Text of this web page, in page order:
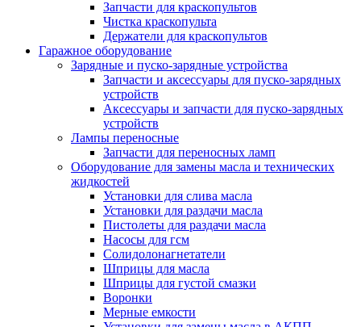
Запчасти для краскопультов
Чистка краскопульта
Держатели для краскопультов
Гаражное оборудование
Зарядные и пуско-зарядные устройства
Запчасти и аксессуары для пуско-зарядных
устройств
Аксессуары и запчасти для пуско-зарядных
устройств
Лампы переносные
Запчасти для переносных ламп
Оборудование для замены масла и технических
жидкостей
Установки для слива масла
Установки для раздачи масла
Пистолеты для раздачи масла
Насосы для гсм
Солидолонагнетатели
Шприцы для масла
Шприцы для густой смазки
Воронки
Мерные емкости